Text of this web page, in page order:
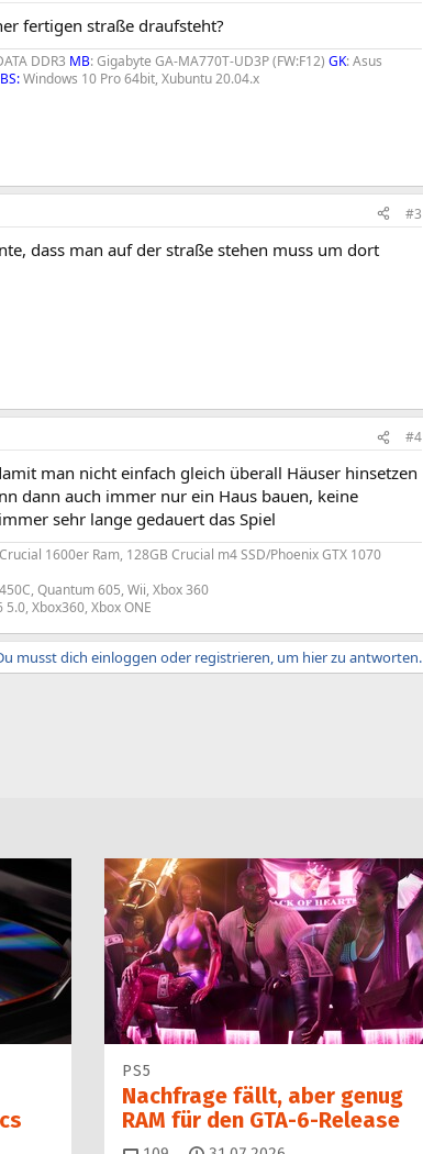
fertigen straße draufsteht?
DDR3 MB: Gigabyte GA-MA770T-UD3P (FW:F12) GK: Asus
BS:Windows 10 Pro 64bit, Xubuntu 20.04.x
#3
dass man auf der straße stehen muss um dort
#4
man nicht einfach gleich überall Häuser hinsetzen
dann auch immer nur ein Haus bauen, keine
sehr lange gedauert das Spiel
1600er Ram, 128GB Crucial m4 SSD/Phoenix GTX 1070
Quantum 605, Wii, Xbox 360
Xbox360, Xbox ONE
musst dich einloggen oder registrieren, um hier zu antworten.
PS5
Nachfrage fällt, aber genug
RAM für den GTA-6-Release